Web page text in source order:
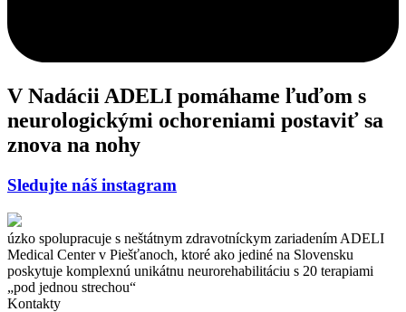
V Nadácii ADELI pomáhame ľuďom s
neurologickými ochoreniami postaviť sa
znova na nohy
Sledujte náš instagram
úzko spolupracuje s neštátnym zdravotníckym zariadením ADELI
Medical Center v Piešťanoch, ktoré ako jediné na Slovensku
poskytuje komplexnú unikátnu neurorehabilitáciu s 20 terapiami
„pod jednou strechou“
Kontakty